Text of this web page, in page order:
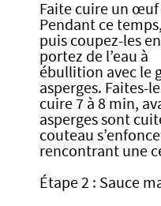
Faite cuire un
Pendant ce
puis coupez-les
portez de l’eau à
ébullition avec le
asperges. Faites-
cuire 7 à 8 min,
asperges sont
couteau
rencontrant une
Étape 2 : Sauce